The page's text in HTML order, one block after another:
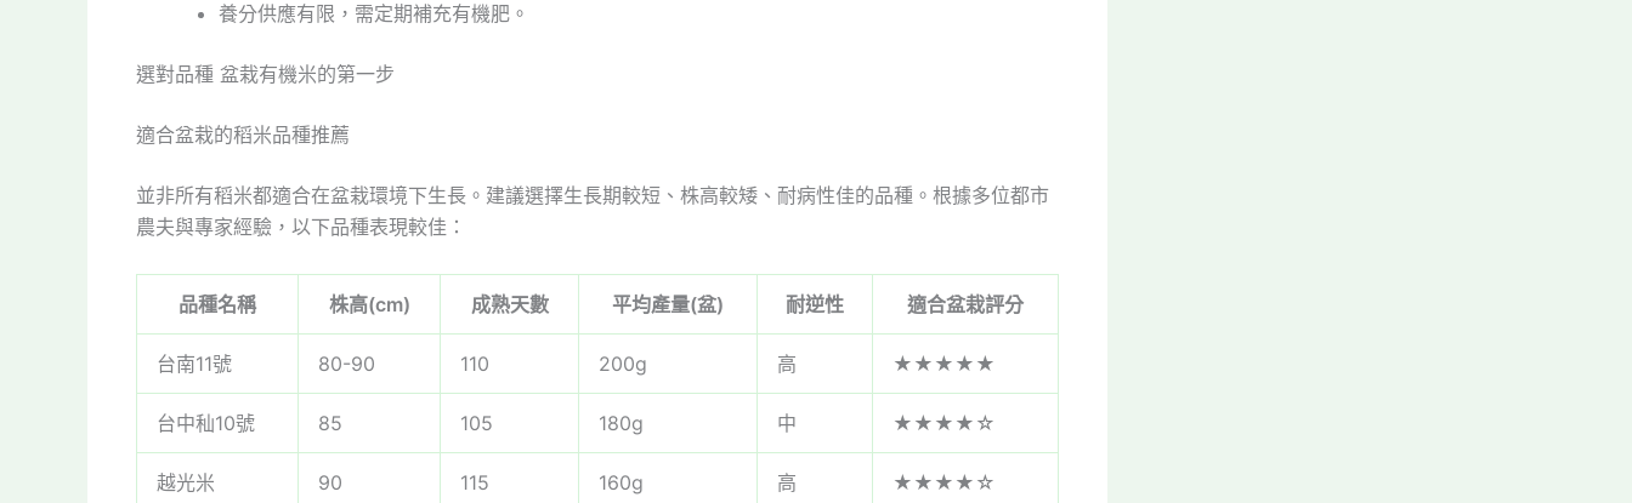
養分供應有限，需定期補充有機肥。
選對品種 盆栽有機米的第一步
適合盆栽的稻米品種推薦
並非所有稻米都適合在盆栽環境下生長。建議選擇生長期較短、株高較矮、耐病性佳的品種。根據多位都市
農夫與專家經驗，以下品種表現較佳：
品種名稱 株高(cm) 成熟天數 平均產量(盆) 耐逆性 適合盆栽評分
台南11號 80-90 110 200g 高 ★★★★★
台中秈10號 85 105 180g 中 ★★★★☆
越光米 90 115 160g 高 ★★★★☆